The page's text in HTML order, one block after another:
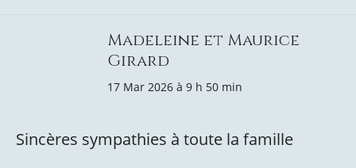
Madeleine et Maurice
Girard
17 Mar 2026 à 9 h 50 min
Sincères sympathies à toute la famille